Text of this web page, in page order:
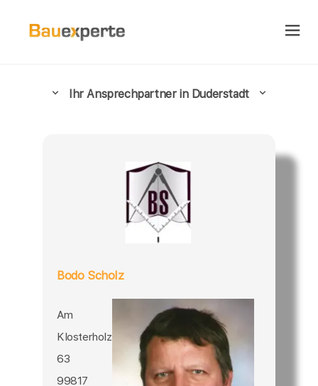
Ihr Ansprechpartner in Duderstadt
Bodo Scholz
Am
Klosterholz
63
99817